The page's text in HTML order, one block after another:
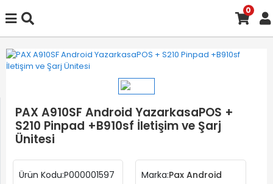
0
PAX A910SF Android YazarkasaPOS +
S210 Pinpad +B910sf İletişim ve Şarj
Ünitesi
Ürün Kodu:P000001597 Marka:Pax Android